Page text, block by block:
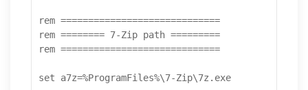
rem =============================
rem ======== 7-Zip path =========
rem =============================
set a7z=%ProgramFiles%\7-Zip\7z.exe